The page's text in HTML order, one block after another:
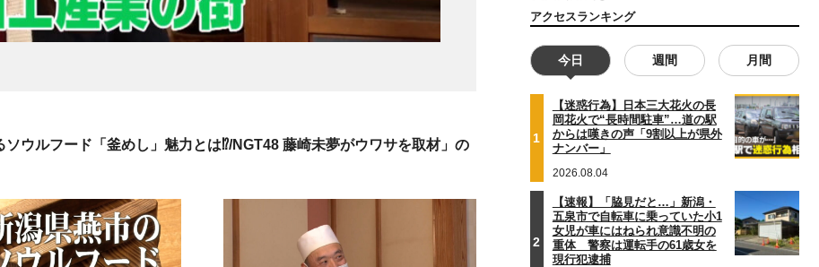
ウルフード「釜めし」魅力とは⁉/NGT48 藤崎未夢がウワサを取材」の
アクセスランキング
今日 週間 月間
1
【迷惑行為】日本三大花火の長
岡花火で“長時間駐車”…道の駅
からは嘆きの声「9割以上が県外
ナンバー」
2026.08.04
2
【速報】「脇見だと…」新潟・
五泉市で自転車に乗っていた小1
女児が車にはねられ意識不明の
重体 警察は運転手の61歳女を
現行犯逮捕